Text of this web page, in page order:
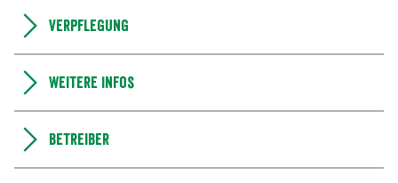
Verpflegung
Weitere Infos
Betreiber